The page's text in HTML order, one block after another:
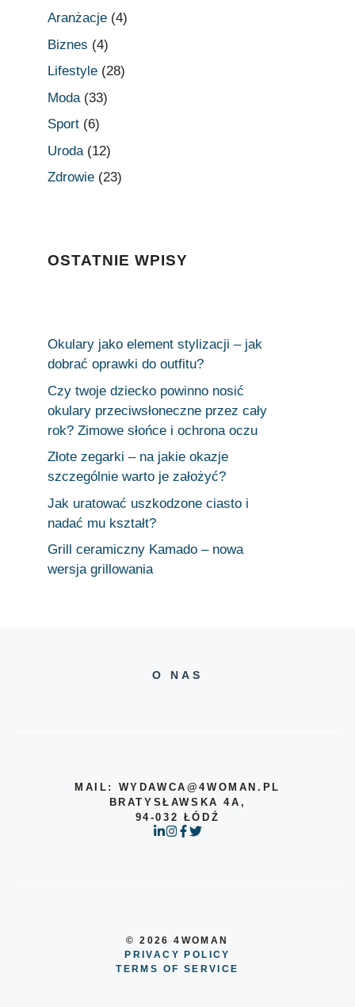
Aranżacje (4)
Biznes (4)
Lifestyle (28)
Moda (33)
Sport (6)
Uroda (12)
Zdrowie (23)
OSTATNIE WPISY
Okulary jako element stylizacji – jak
dobrać oprawki do outfitu?
Czy twoje dziecko powinno nosić
okulary przeciwsłoneczne przez cały
rok? Zimowe słońce i ochrona oczu
Złote zegarki – na jakie okazje
szczególnie warto je założyć?
Jak uratować uszkodzone ciasto i
nadać mu kształt?
Grill ceramiczny Kamado – nowa
wersja grillowania
O NAS
MAIL: WYDAWCA@4WOMAN.PL
BRATYSŁAWSKA 4A,
94-032 ŁÓDŹ
© 2026 4WOMAN
PRIVACY POLICY
TERMS OF SERVICE